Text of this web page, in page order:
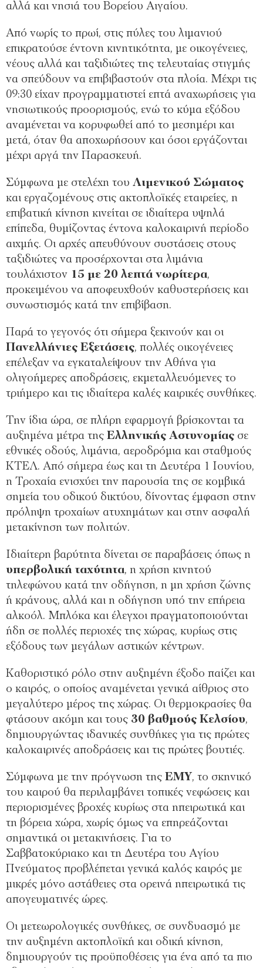
αλλά και νησιά του Βορείου Αιγαίου.
Από νωρίς το πρωί, στις πύλες του λιμανιού
επικρατούσε έντονη κινητικότητα, με οικογένειες,
νέους αλλά και ταξιδιώτες της τελευταίας στιγμής
να σπεύδουν να επιβιβαστούν στα πλοία. Μέχρι τις
09:30 είχαν προγραμματιστεί επτά αναχωρήσεις για
νησιωτικούς προορισμούς, ενώ το κύμα εξόδου
αναμένεται να κορυφωθεί από το μεσημέρι και
μετά, όταν θα αποχωρήσουν και όσοι εργάζονται
μέχρι αργά την Παρασκευή.
Σύμφωνα με στελέχη του Λιμενικού Σώματος
και εργαζομένους στις ακτοπλοϊκές εταιρείες, η
επιβατική κίνηση κινείται σε ιδιαίτερα υψηλά
επίπεδα, θυμίζοντας έντονα καλοκαιρινή περίοδο
αιχμής. Οι αρχές απευθύνουν συστάσεις στους
ταξιδιώτες να προσέρχονται στα λιμάνια
τουλάχιστον 15 με 20 λεπτά νωρίτερα,
προκειμένου να αποφευχθούν καθυστερήσεις και
συνωστισμός κατά την επιβίβαση.
Παρά το γεγονός ότι σήμερα ξεκινούν και οι
Πανελλήνιες Εξετάσεις, πολλές οικογένειες
επέλεξαν να εγκαταλείψουν την Αθήνα για
ολιγοήμερες αποδράσεις, εκμεταλλευόμενες το
τριήμερο και τις ιδιαίτερα καλές καιρικές συνθήκες.
Την ίδια ώρα, σε πλήρη εφαρμογή βρίσκονται τα
αυξημένα μέτρα της Ελληνικής Αστυνομίας σε
εθνικές οδούς, λιμάνια, αεροδρόμια και σταθμούς
ΚΤΕΛ. Από σήμερα έως και τη Δευτέρα 1 Ιουνίου,
η Τροχαία ενισχύει την παρουσία της σε κομβικά
σημεία του οδικού δικτύου, δίνοντας έμφαση στην
πρόληψη τροχαίων ατυχημάτων και στην ασφαλή
μετακίνηση των πολιτών.
Ιδιαίτερη βαρύτητα δίνεται σε παραβάσεις όπως η
υπερβολική ταχύτητα, η χρήση κινητού
τηλεφώνου κατά την οδήγηση, η μη χρήση ζώνης
ή κράνους, αλλά και η οδήγηση υπό την επήρεια
αλκοόλ. Μπλόκα και έλεγχοι πραγματοποιούνται
ήδη σε πολλές περιοχές της χώρας, κυρίως στις
εξόδους των μεγάλων αστικών κέντρων.
Καθοριστικό ρόλο στην αυξημένη έξοδο παίζει και
ο καιρός, ο οποίος αναμένεται γενικά αίθριος στο
μεγαλύτερο μέρος της χώρας. Οι θερμοκρασίες θα
φτάσουν ακόμη και τους 30 βαθμούς Κελσίου,
δημιουργώντας ιδανικές συνθήκες για τις πρώτες
καλοκαιρινές αποδράσεις και τις πρώτες βουτιές.
Σύμφωνα με την πρόγνωση της ΕΜΥ, το σκηνικό
του καιρού θα περιλαμβάνει τοπικές νεφώσεις και
περιορισμένες βροχές κυρίως στα ηπειρωτικά και
τη βόρεια χώρα, χωρίς όμως να επηρεάζονται
σημαντικά οι μετακινήσεις. Για το
Σαββατοκύριακο και τη Δευτέρα του Αγίου
Πνεύματος προβλέπεται γενικά καλός καιρός με
μικρές μόνο αστάθειες στα ορεινά ηπειρωτικά τις
απογευματινές ώρες.
Οι μετεωρολογικές συνθήκες, σε συνδυασμό με
την αυξημένη ακτοπλοϊκή και οδική κίνηση,
δημιουργούν τις προϋποθέσεις για ένα από τα πιο